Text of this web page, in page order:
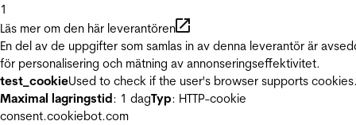
1
Läs mer om den här leverantören
En del av de uppgifter som samlas in av denna leverantör är
för personalisering och mätning av annonseringseffektivitet.
test_cookieUsed to check if the user's browser supports
Maximal lagringstid: 1 dagTyp: HTTP-cookie
consent.cookiebot.com